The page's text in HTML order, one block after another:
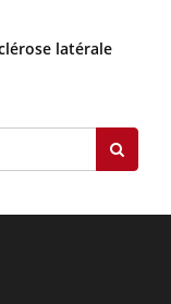
latérale